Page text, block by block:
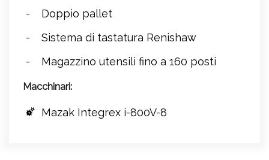
Doppio pallet
Sistema di tastatura Renishaw
Magazzino utensili fino a 160 posti
Macchinari:
Mazak Integrex i-800V-8